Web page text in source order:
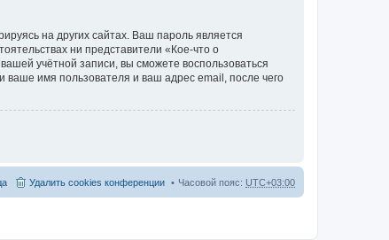
на других сайтах. Ваш пароль является
ни представители «Кое-что о
учётной записи, вы сможете воспользоваться
имя пользователя и ваш адрес email, после чего
Часовой пояс: UTC+03:00
Удалить cookies конференции